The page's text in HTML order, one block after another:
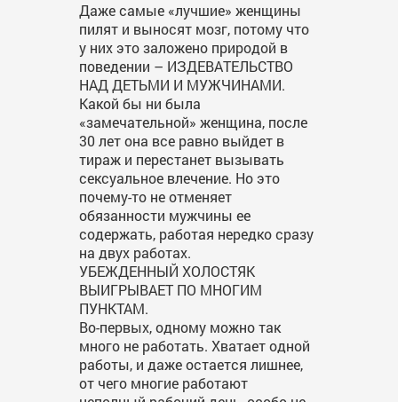
Даже самые «лучшие» женщины
пилят и выносят мозг, потому что
у них это заложено природой в
поведении – ИЗДЕВАТЕЛЬСТВО
НАД ДЕТЬМИ И МУЖЧИНАМИ.
Какой бы ни была
«замечательной» женщина, после
30 лет она все равно выйдет в
тираж и перестанет вызывать
сексуальное влечение. Но это
почему-то не отменяет
обязанности мужчины ее
содержать, работая нередко сразу
на двух работах.
УБЕЖДЕННЫЙ ХОЛОСТЯК
ВЫИГРЫВАЕТ ПО МНОГИМ
ПУНКТАМ.
Во-первых, одному можно так
много не работать. Хватает одной
работы, и даже остается лишнее,
от чего многие работают